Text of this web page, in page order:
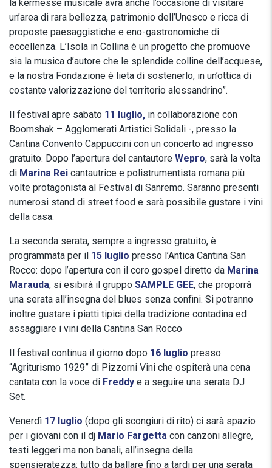
la kermesse musicale avrà anche l’occasione di visitare
un’area di rara bellezza, patrimonio dell’Unesco e ricca di
proposte paesaggistiche e eno-gastronomiche di
eccellenza. L’Isola in Collina è un progetto che promuove
sia la musica d’autore che le splendide colline dell’acquese,
e la nostra Fondazione è lieta di sostenerlo, in un’ottica di
costante valorizzazione del territorio alessandrino”.
Il festival apre sabato 11 luglio, in collaborazione con
Boomshak – Agglomerati Artistici Solidali -, presso la
Cantina Convento Cappuccini con un concerto ad ingresso
gratuito. Dopo l’apertura del cantautore Wepro, sarà la volta
di Marina Rei cantautrice e polistrumentista romana più
volte protagonista al Festival di Sanremo. Saranno presenti
numerosi stand di street food e sarà possibile gustare i vini
della casa.
La seconda serata, sempre a ingresso gratuito, è
programmata per il 15 luglio presso l’Antica Cantina San
Rocco: dopo l’apertura con il coro gospel diretto da Marina
Marauda, si esibirà il gruppo SAMPLE GEE, che proporrà
una serata all’insegna del blues senza confini. Si potranno
inoltre gustare i piatti tipici della tradizione contadina ed
assaggiare i vini della Cantina San Rocco
Il festival continua il giorno dopo 16 luglio presso
“Agriturismo 1929” di Pizzorni Vini che ospiterà una cena
cantata con la voce di Freddy e a seguire una serata DJ
Set.
Venerdì 17 luglio (dopo gli scongiuri di rito) ci sarà spazio
per i giovani con il dj Mario Fargetta con canzoni allegre,
testi leggeri ma non banali, all’insegna della
spensieratezza: tutto da ballare fino a tardi per una serata